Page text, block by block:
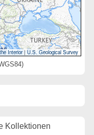
Interior |U.S. Geological Survey
Kollektionen